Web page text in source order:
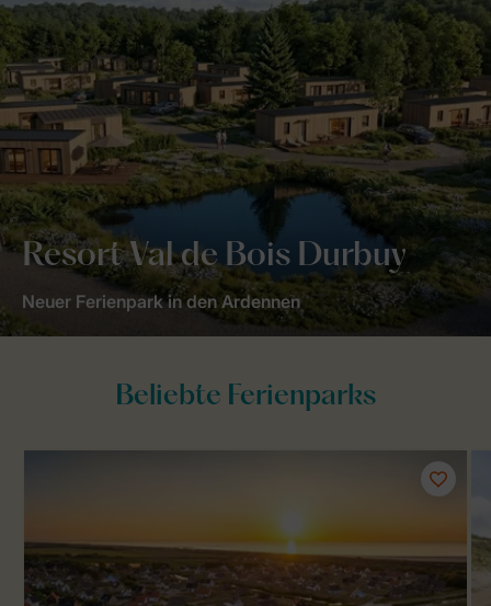
Resort Val de Bois Durbuy
Neuer Ferienpark in den Ardennen